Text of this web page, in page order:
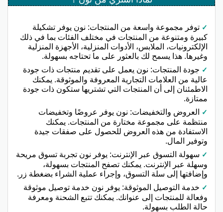
توفر مجموعة واسعة من المنتجات: نون يوفر تشكيلة
كبيرة ومتنوعة من المنتجات في مختلف الفئات بما في ذلك
الإلكترونيات، الملابس، الأدوات المنزلية، الأجهزة المنزلية
وغيرها. هذا يسمح لك بالعثور على ما تحتاجه بسهولة.
جودة المنتجات: نون يعمل على تقديم منتجات ذات جودة
عالية من العلامات التجارية المعروفة والموثوقة. يمكنك
الاطمئنان إلى أن المنتجات التي تشتريها ستكون ذات جودة
ممتازة.
العروض والتخفيضات: نون يوفر عروضًا وتخفيضات
منتظمة على مجموعة مختارة من المنتجات. يمكنك
الاستفادة من هذه العروض للحصول على صفقات جيدة
وتوفير المال.
سهولة التسوق عبر الإنترنت: يوفر نون تجربة تسوق مريحة
وسهلة عبر الإنترنت. يمكنك تصفح المنتجات بسهولة،
وإضافتها إلى سلة التسوق، وإجراء عملية الشراء بضغطة زر.
خدمة التوصيل الموثوقة: يوفر نون خدمة توصيل موثوقة
وفعالة للمنتجات إلى عنوانك. يمكنك تتبع الشحنة ومعرفة
حالة الطلب بسهولة.